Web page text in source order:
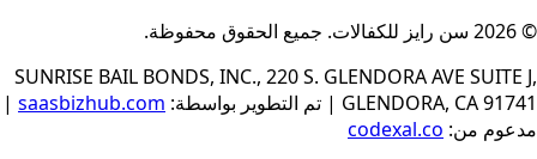
© 2026
سن رايز للكفالات. جميع الحقوق محفوظة.
SUNRISE BAIL BONDS, INC., 220 S. GLENDORA AVE SUITE J,
GLENDORA, CA 91741
| تم التطوير بواسطة:
saasbizhub.com
|
مدعوم من:
codexal.co